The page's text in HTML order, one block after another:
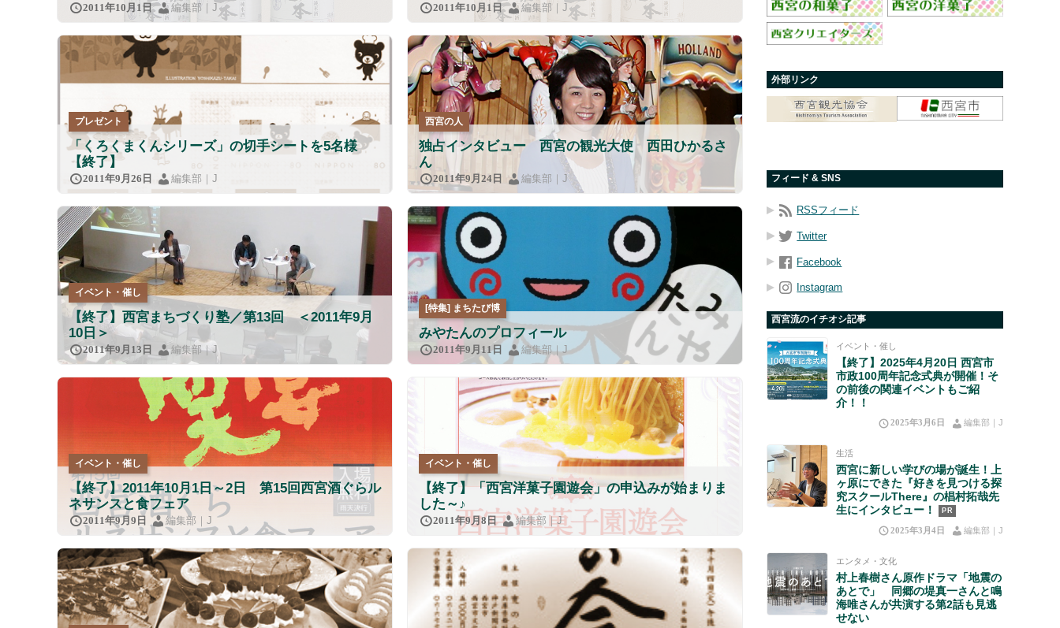
2011年10月1日 編集部｜J 2011年10月1日 編集部｜J
プレゼント
「くろくまくんシリーズ」の切手シートを5名様
【終了】
2011年9月26日 編集部｜J
西宮の人
独占インタビュー 西宮の観光大使 西田ひかるさ
ん
2011年9月24日 編集部｜J
イベント・催し
【終了】西宮まちづくり塾／第13回 ＜2011年9月
10日＞
2011年9月13日 編集部｜J
[特集] まちたび博
みやたんのプロフィール
2011年9月11日 編集部｜J
イベント・催し
【終了】2011年10月1日～2日 第15回西宮酒ぐらル
ネサンスと食フェア
2011年9月9日 編集部｜J
イベント・催し
【終了】「西宮洋菓子園遊会」の申込みが始まりま
した～♪
2011年9月8日 編集部｜J
外部リンク
フィード & SNS
RSSフィード
Twitter
Facebook
Instagram
西宮流のイチオシ記事
イベント・催し
【終了】2025年4月20日 西宮市
市政100周年記念式典が開催！そ
の前後の関連イベントもご紹
介！！
2025年3月6日 編集部｜J
生活
西宮に新しい学びの場が誕生！上
ヶ原にできた『好きを見つける探
究スクールThere』の椙村拓哉先
生にインタビュー！
PR
2025年3月4日 編集部｜J
エンタメ・文化
村上春樹さん原作ドラマ「地震の
あとで」 同郷の堤真一さんと鳴
海唯さんが共演する第2話も見逃
せない